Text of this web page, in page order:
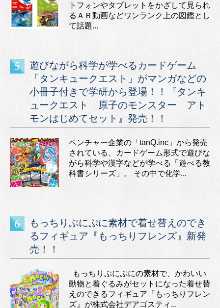
トフォンやタブレットをかざして見られ
るＡＲ動画などワンランク上の図鑑とし
て話題...
遊びながら科学が学べるカードゲーム
「タンキュークエスト」がマンガなどの
小冊子付きで学研から登場！！『タンキ
ュークエスト 原子のモンスター アト
モンはじめてセット』発売！！
ベンチャー企業の「tanQ.inc」から発売
されている、カードゲーム形式で遊びな
がら科学や漢字などが学べる「遊べる教
科書シリーズ」。 その中で化学...
もっちりぷにぷに素材で着せ替えのでき
るフィギュア『もっちりフレンズ』新発
売！！
もっちりぷにぷにの素材で、かわいい
動物と着ぐるみがセットになった着せ替
えのできるフィギュア『もっちりフレン
ズ』が株式会社デアゴスティ...